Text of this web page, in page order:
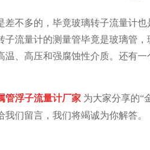
差不多的，毕竟玻璃转子流量计
子流量计的测量管毕竟是玻璃管
温、高压和强腐蚀性介质。还有
管浮子流量计厂家 为大家分享的“
我们留言，我们将竭诚为你解答。